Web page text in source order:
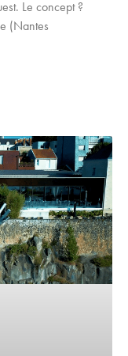
Le concept ?
(Nantes